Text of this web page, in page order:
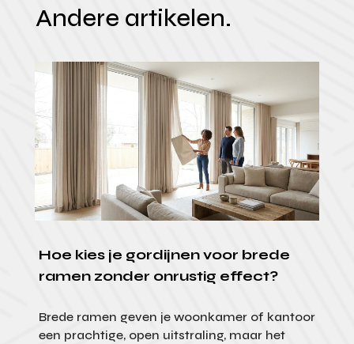
Andere artikelen.
Hoe kies je gordijnen voor brede
ramen zonder onrustig effect?
Brede ramen geven je woonkamer of kantoor
een prachtige, open uitstraling, maar het